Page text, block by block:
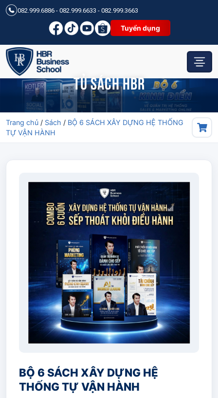
082.999.6886 - 082.999.6633 - 082.999.3663
Tuyển dụng
Tủ sách HBR
Trang chủ / Sách / BỘ 6 SÁCH XÂY DỰNG HỆ THỐNG
TỰ VẬN HÀNH
BỘ 6 SÁCH XÂY DỰNG HỆ
THỐNG TỰ VẬN HÀNH